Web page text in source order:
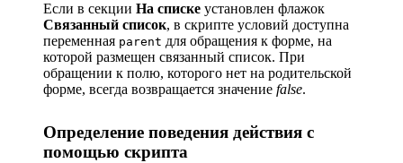
Если в секции На списке установлен флажок
Связанный список, в скрипте условий доступна
переменная parent для обращения к форме, на
которой размещен связанный список. При
обращении к полю, которого нет на родительской
форме, всегда возвращается значение false.
Определение поведения действия с
помощью скрипта